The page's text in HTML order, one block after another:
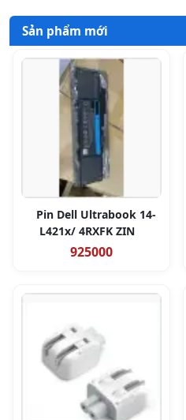
Sản phẩm mới
Pin Dell Ultrabook 14-
L421x/ 4RXFK ZIN
925000